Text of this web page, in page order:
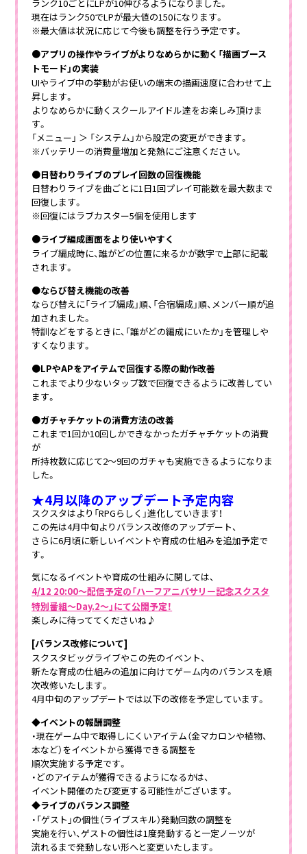
ランク10ごとにLPが10伸びるようになりました。
現在はランク50でLPが最大値の150になります。
※最大値は状況に応じて今後も調整を行う予定です。
●アプリの操作やライブがよりなめらかに動く「描画ブース
トモード」の実装
UIやライブ中の挙動がお使いの端末の描画速度に合わせて上
昇します。
よりなめらかに動くスクールアイドル達をお楽しみ頂けま
す。
「メニュー」 ＞ 「システム」から設定の変更ができます。
※バッテリーの消費量増加と発熱にご注意ください。
●日替わりライブのプレイ回数の回復機能
日替わりライブを曲ごとに1日1回プレイ可能数を最大数まで
回復します。
※回復にはラブカスター5個を使用します
●ライブ編成画面をより使いやすく
ライブ編成時に、誰がどの位置に来るかが数字で上部に記載
されます。
●ならび替え機能の改善
ならび替えに「ライブ編成」順、「合宿編成」順、メンバー順が追
加されました。
特訓などをするときに、「誰がどの編成にいたか」を管理しや
すくなります。
●LPやAPをアイテムで回復する際の動作改善
これまでより少ないタップ数で回復できるように改善してい
ます。
●ガチャチケットの消費方法の改善
これまで1回か10回しかできなかったガチャチケットの消費
が
所持枚数に応じて2～9回のガチャも実施できるようになりま
した。
★4月以降のアップデート予定内容
スクスタはより「RPGらしく」進化していきます！
この先は4月中旬よりバランス改修のアップデート、
さらに6月頃に新しいイベントや育成の仕組みを追加予定で
す。
気になるイベントや育成の仕組みに関しては、
4/12 20:00～配信予定の「ハーフアニバサリー記念スクスタ
特別番組～Day.2～」にて公開予定！
楽しみに待っててくださいね♪
[バランス改修について]
スクスタビッグライブやこの先のイベント、
新たな育成の仕組みの追加に向けてゲーム内のバランスを順
次改修いたします。
4月中旬のアップデートでは以下の改修を予定しています。
◆イベントの報酬調整
・現在ゲーム中で取得しにくいアイテム（金マカロンや植物、
本など）をイベントから獲得できる調整を
順次実施する予定です。
・どのアイテムが獲得できるようになるかは、
イベント開催のたび変更する可能性がございます。
◆ライブのバランス調整
・「ゲスト」の個性（ライブスキル）発動回数の調整を
実施を行い、ゲストの個性は1度発動すると一定ノーツが
流れるまで発動しない形へと変更いたします。